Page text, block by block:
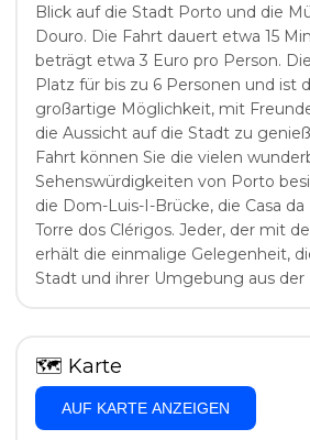
Blick auf die Stadt Porto und die
Douro. Die Fahrt dauert etwa 15
beträgt etwa 3 Euro pro Person.
Platz für bis zu 6 Personen und ist
großartige Möglichkeit, mit
die Aussicht auf die Stadt zu
Fahrt können Sie die vielen
Sehenswürdigkeiten von Porto
die Dom-Luis-I-Brücke, die Casa
Torre dos Clérigos. Jeder, der mit
erhält die einmalige Gelegenheit,
Stadt und ihrer Umgebung aus der
🗺 Karte
AUF KARTE ANZEIGEN